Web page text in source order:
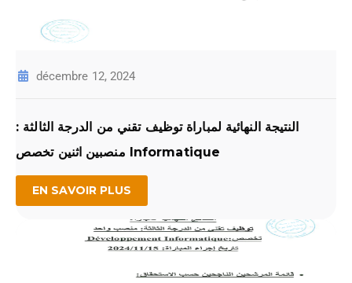
décembre 12, 2024
النتيجة النهائية لمباراة توظيف تقني من الدرجة الثالثة :
منصبين اثنين تخصص Informatique
EN SAVOIR PLUS